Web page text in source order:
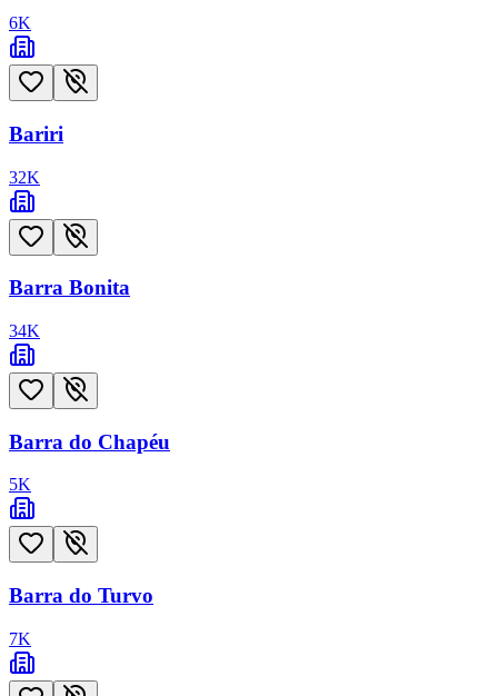
6K
Bariri
32K
Barra Bonita
34K
Barra do Chapéu
5K
Barra do Turvo
7K